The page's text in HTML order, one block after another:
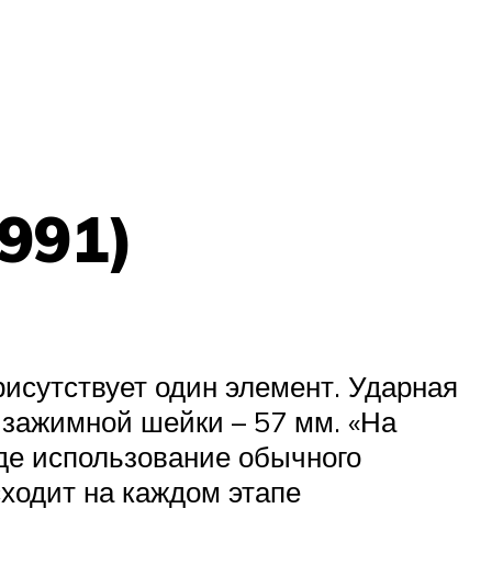
один элемент. Ударная
зажимной шейки – 57 мм. «На
использование обычного
на каждом этапе